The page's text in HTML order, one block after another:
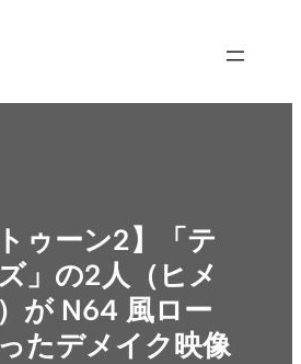
ゥーン2】「テ
」の2人（ヒメ
が N64 風ロー
たデメイク映像